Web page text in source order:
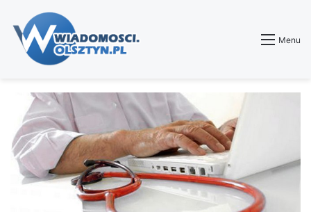
Menu